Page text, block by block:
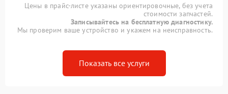
Цены в прайс-листе указаны ориентировочные, без учета
стоимости запчастей.
Записывайтесь на бесплатную диагностику.
Мы проверим ваше устройство и укажем на неисправность.
Показать все услуги